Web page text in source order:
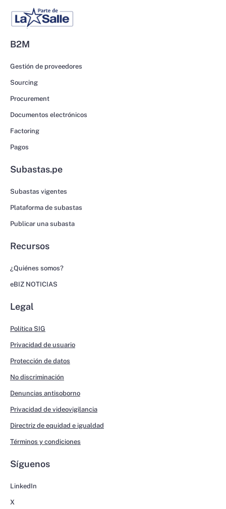
B2M
Gestión de proveedores
Sourcing
Procurement
Documentos electrónicos
Factoring
Pagos
Subastas.pe
Subastas vigentes
Plataforma de subastas
Publicar una subasta
Recursos
¿Quiénes somos?
eBIZ NOTICIAS
Legal
Política SIG
Privacidad de usuario
Protección de datos
No discriminación
Denuncias antisoborno
Privacidad de videovigilancia
Directriz de equidad e igualdad
Términos y condiciones
Síguenos
LinkedIn
X